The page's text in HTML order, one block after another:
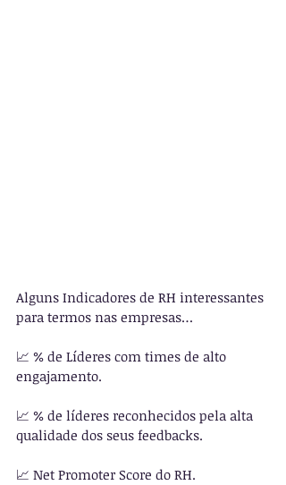
Alguns Indicadores de RH interessantes
para termos nas empresas…
📈 % de Líderes com times de alto
engajamento.
📈 % de líderes reconhecidos pela alta
qualidade dos seus feedbacks.
📈 ︎Net Promoter Score do RH.